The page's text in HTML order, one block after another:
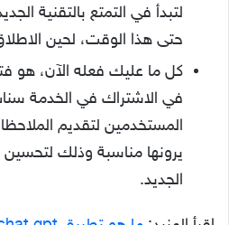
لتبدأ في التمتع بالتقنية
حتى هذا الوقت، لحين
كل ما عليك فعله الآن، هو
في الاشتراك في الخدمة
المستخدمين لتقديم
يرونها مناسبة وذلك لتحسين
الجديد.